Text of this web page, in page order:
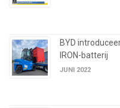
BYD
IRON-batterij
JUNI 2022